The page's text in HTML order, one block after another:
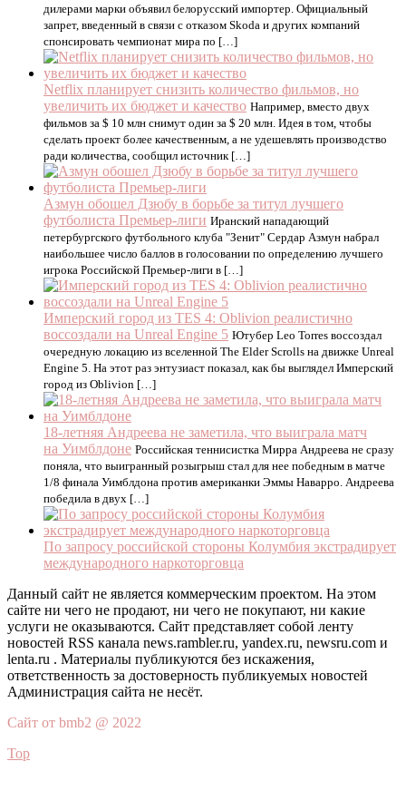
дилерами марки объявил белорусский импортер. Официальный
запрет, введенный в связи с отказом Skoda и других компаний
спонсировать чемпионат мира по […]
Netflix планирует снизить количество фильмов, но
увеличить их бюджет и качество Например, вместо двух
фильмов за $ 10 млн снимут один за $ 20 млн. Идея в том, чтобы
сделать проект более качественным, а не удешевлять производство
ради количества, сообщил источник […]
Азмун обошел Дзюбу в борьбе за титул лучшего
футболиста Премьер-лиги Иранский нападающий
петербургского футбольного клуба "Зенит" Сердар Азмун набрал
наибольшее число баллов в голосовании по определению лучшего
игрока Российской Премьер-лиги в […]
Имперский город из TES 4: Oblivion реалистично
воссоздали на Unreal Engine 5 Ютубер Leo Torres воссоздал
очередную локацию из вселенной The Elder Scrolls на движке Unreal
Engine 5. На этот раз энтузиаст показал, как бы выглядел Имперский
город из Oblivion […]
18-летняя Андреева не заметила, что выиграла матч
на Уимблдоне Российская теннисистка Мирра Андреева не сразу
поняла, что выигранный розыгрыш стал для нее победным в матче
1/8 финала Уимблдона против американки Эммы Наварро. Андреева
победила в двух […]
По запросу российской стороны Колумбия экстрадирует
международного наркоторговца
Данный сайт не является коммерческим проектом. На этом
сайте ни чего не продают, ни чего не покупают, ни какие
услуги не оказываются. Сайт представляет собой ленту
новостей RSS канала news.rambler.ru, yandex.ru, newsru.com и
lenta.ru . Материалы публикуются без искажения,
ответственность за достоверность публикуемых новостей
Администрация сайта не несёт.
Сайт от bmb2 @ 2022
Top